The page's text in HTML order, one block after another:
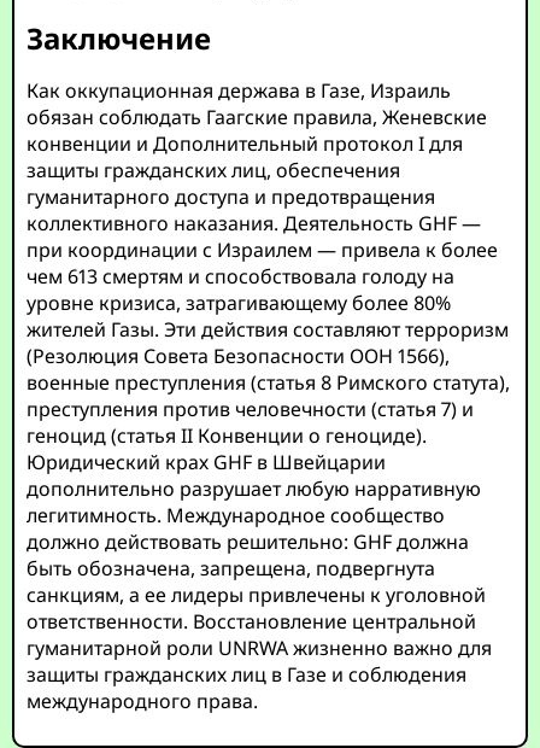
Заключение
Как оккупационная держава в Газе, Израиль
обязан соблюдать Гаагские правила, Женевские
конвенции и Дополнительный протокол I для
защиты гражданских лиц, обеспечения
гуманитарного доступа и предотвращения
коллективного наказания. Деятельность GHF —
при координации с Израилем — привела к более
чем 613 смертям и способствовала голоду на
уровне кризиса, затрагивающему более 80%
жителей Газы. Эти действия составляют терроризм
(Резолюция Совета Безопасности ООН 1566),
военные преступления (статья 8 Римского статута),
преступления против человечности (статья 7) и
геноцид (статья II Конвенции о геноциде).
Юридический крах GHF в Швейцарии
дополнительно разрушает любую нарративную
легитимность. Международное сообщество
должно действовать решительно: GHF должна
быть обозначена, запрещена, подвергнута
санкциям, а ее лидеры привлечены к уголовной
ответственности. Восстановление центральной
гуманитарной роли UNRWA жизненно важно для
защиты гражданских лиц в Газе и соблюдения
международного права.